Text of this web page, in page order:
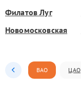
Филатов Луг
Новомосковская
ВАО ЦАО